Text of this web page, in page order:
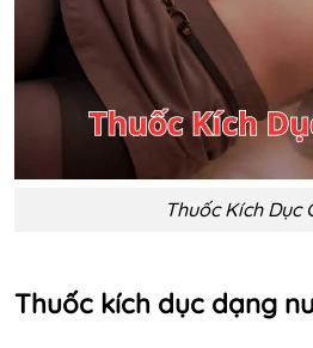
Thuốc Kích Dục
Thuốc kích dục dạng